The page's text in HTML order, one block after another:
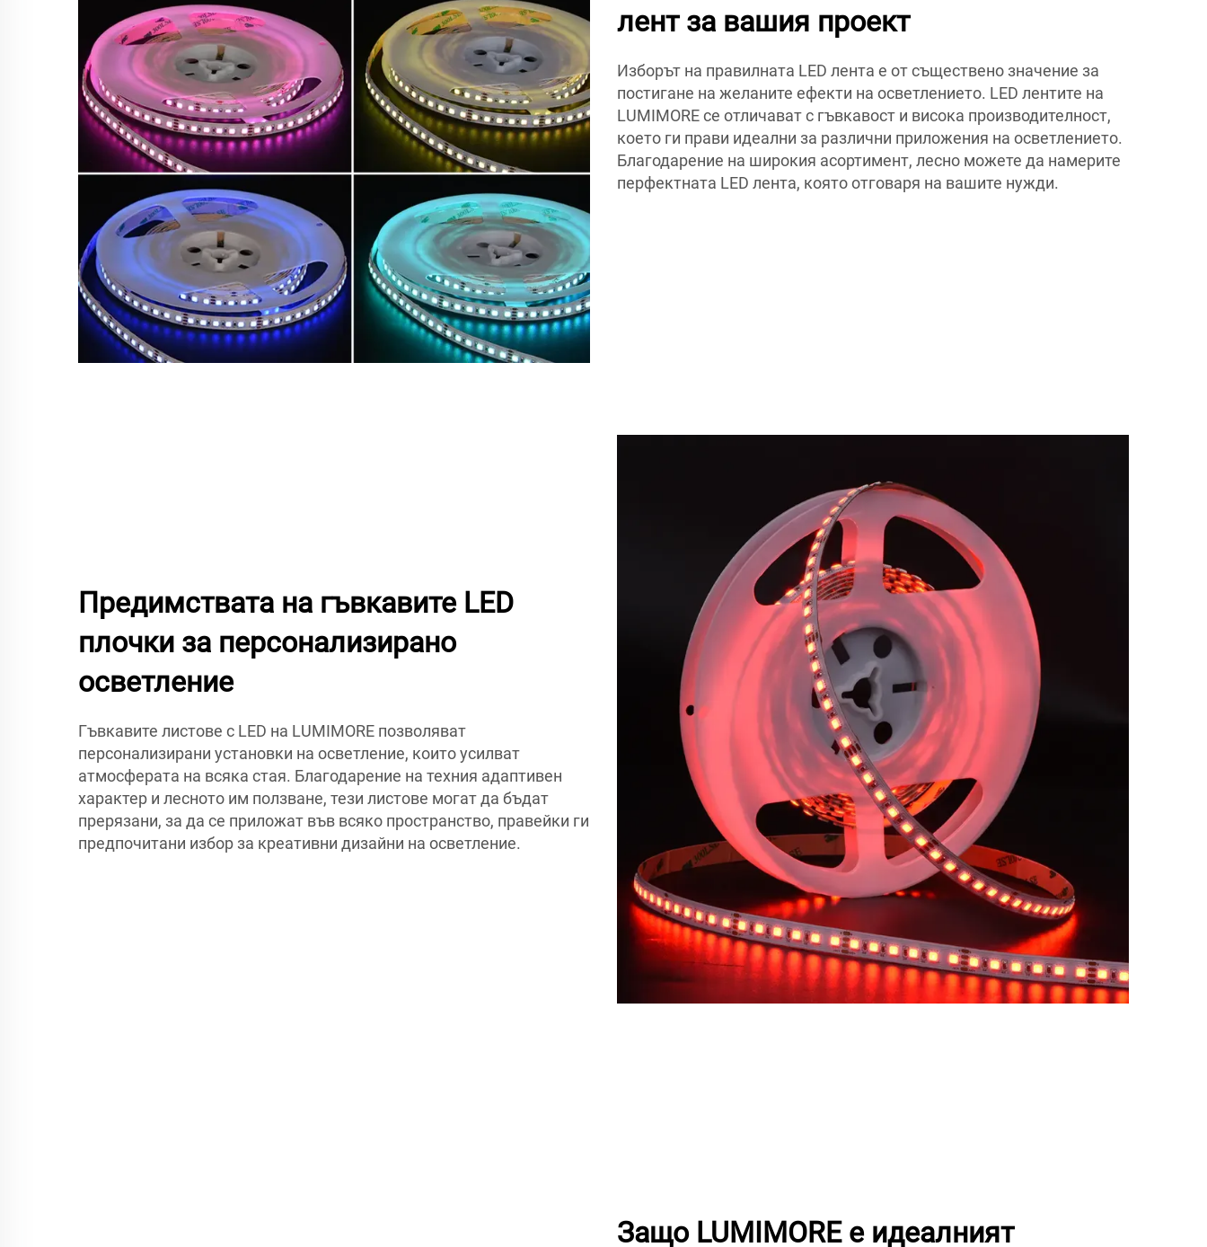
лент за вашия проект
Изборът на правилната LED лента е от съществено значение за
постигане на желаните ефекти на осветлението. LED лентите на
LUMIMORE се отличават с гъвкавост и висока производителност,
което ги прави идеални за различни приложения на осветлението.
Благодарение на широкия асортимент, лесно можете да намерите
перфектната LED лента, която отговаря на вашите нужди.
Предимствата на гъвкавите LED
плочки за персонализирано
осветление
Гъвкавите листове с LED на LUMIMORE позволяват
персонализирани установки на осветление, които усилват
атмосферата на всяка стая. Благодарение на техния адаптивен
характер и лесното им ползване, тези листове могат да бъдат
прерязани, за да се приложат във всяко пространство, правейки ги
предпочитани избор за креативни дизайни на осветление.
Защо LUMIMORE е идеалният